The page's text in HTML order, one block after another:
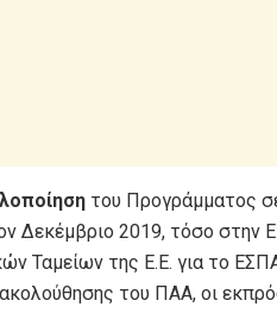
του Προγράμματος
Δεκέμβριο 2019, τόσο στην
Ταμείων της Ε.Ε. για το
του ΠΑΑ, οι